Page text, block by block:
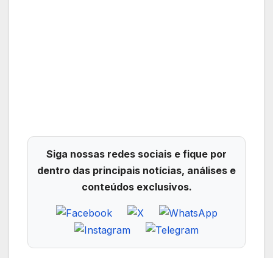
Siga nossas redes sociais e fique por
dentro das principais notícias, análises e
conteúdos exclusivos.